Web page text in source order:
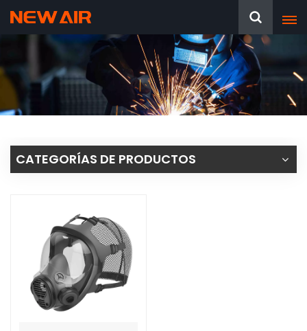
CATEGORÍAS DE PRODUCTOS